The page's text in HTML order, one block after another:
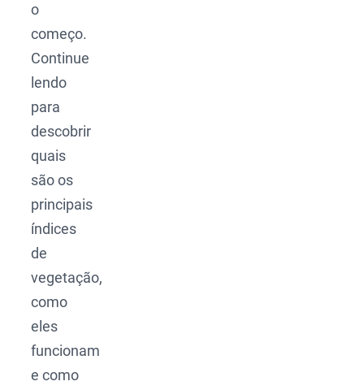
o
começo.
Continue
lendo
para
descobrir
quais
são os
principais
índices
de
vegetação,
como
eles
funcionam
e como